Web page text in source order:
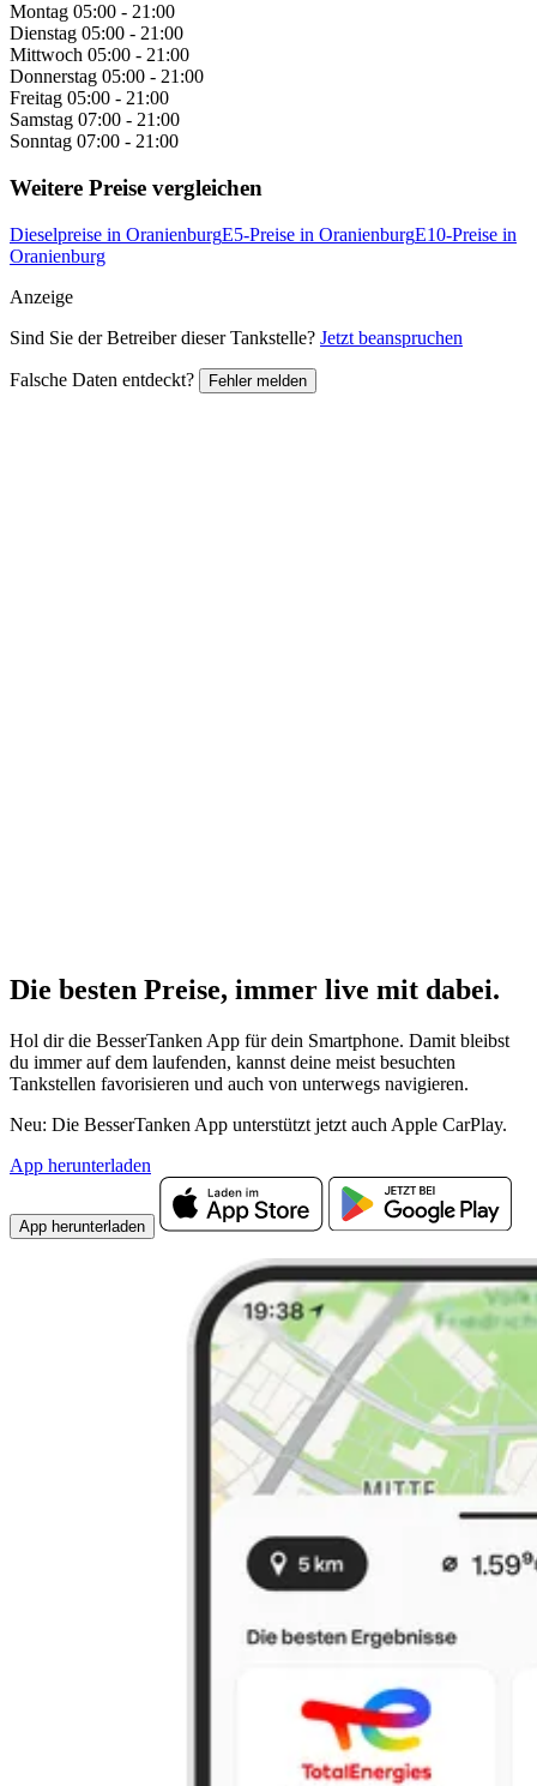
Montag 05:00 - 21:00
Dienstag 05:00 - 21:00
Mittwoch 05:00 - 21:00
Donnerstag 05:00 - 21:00
Freitag 05:00 - 21:00
Samstag 07:00 - 21:00
Sonntag 07:00 - 21:00
Weitere Preise vergleichen
Dieselpreise in OranienburgE5-Preise in OranienburgE10-Preise in
Oranienburg
Anzeige
Sind Sie der Betreiber dieser Tankstelle? Jetzt beanspruchen
Falsche Daten entdeckt? Fehler melden
Die besten Preise, immer live mit dabei.
Hol dir die BesserTanken App für dein Smartphone. Damit bleibst
du immer auf dem laufenden, kannst deine meist besuchten
Tankstellen favorisieren und auch von unterwegs navigieren.
Neu: Die BesserTanken App unterstützt jetzt auch Apple CarPlay.
App herunterladen
App herunterladen